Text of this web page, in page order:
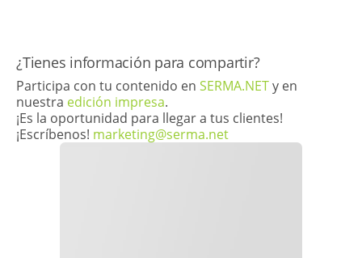
​¿Tienes información para compartir?
Participa con tu contenido en SERMA.NETy en
nuestra edición impresa.
¡Es la oportunidad para llegar a tus clientes!
¡Escríbenos! marketing@serma.net